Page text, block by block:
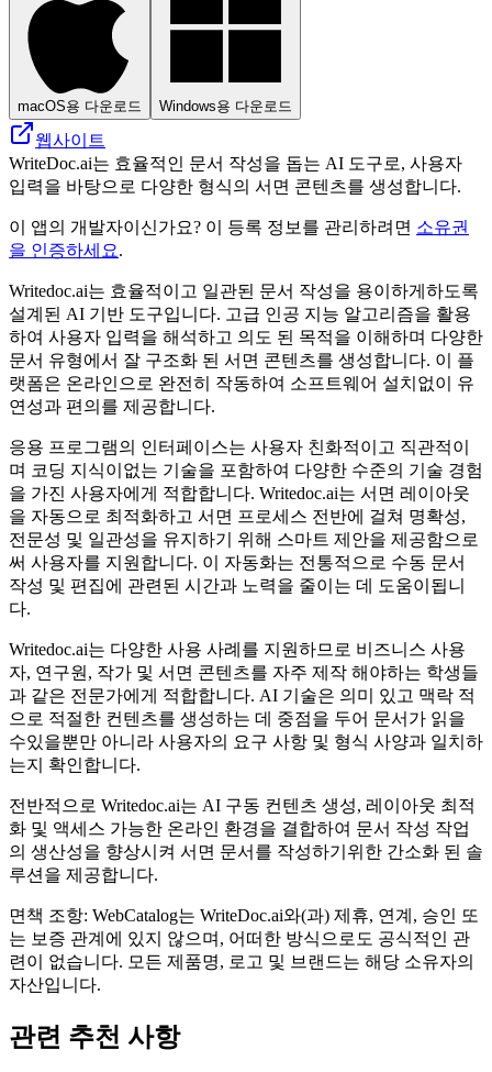
macOS용 다운로드 Windows용 다운로드
웹사이트
WriteDoc.ai는 효율적인 문서 작성을 돕는 AI 도구로, 사용자
입력을 바탕으로 다양한 형식의 서면 콘텐츠를 생성합니다.
이 앱의 개발자이신가요? 이 등록 정보를 관리하려면 소유권
을 인증하세요.
Writedoc.ai는 효율적이고 일관된 문서 작성을 용이하게하도록
설계된 AI 기반 도구입니다. 고급 인공 지능 알고리즘을 활용
하여 사용자 입력을 해석하고 의도 된 목적을 이해하며 다양한
문서 유형에서 잘 구조화 된 서면 콘텐츠를 생성합니다. 이 플
랫폼은 온라인으로 완전히 작동하여 소프트웨어 설치없이 유
연성과 편의를 제공합니다.
응용 프로그램의 인터페이스는 사용자 친화적이고 직관적이
며 코딩 지식이없는 기술을 포함하여 다양한 수준의 기술 경험
을 가진 사용자에게 적합합니다. Writedoc.ai는 서면 레이아웃
을 자동으로 최적화하고 서면 프로세스 전반에 걸쳐 명확성,
전문성 및 일관성을 유지하기 위해 스마트 제안을 제공함으로
써 사용자를 지원합니다. 이 자동화는 전통적으로 수동 문서
작성 및 편집에 관련된 시간과 노력을 줄이는 데 도움이됩니
다.
Writedoc.ai는 다양한 사용 사례를 지원하므로 비즈니스 사용
자, 연구원, 작가 및 서면 콘텐츠를 자주 제작 해야하는 학생들
과 같은 전문가에게 적합합니다. AI 기술은 의미 있고 맥락 적
으로 적절한 컨텐츠를 생성하는 데 중점을 두어 문서가 읽을
수있을뿐만 아니라 사용자의 요구 사항 및 형식 사양과 일치하
는지 확인합니다.
전반적으로 Writedoc.ai는 AI 구동 컨텐츠 생성, 레이아웃 최적
화 및 액세스 가능한 온라인 환경을 결합하여 문서 작성 작업
의 생산성을 향상시켜 서면 문서를 작성하기위한 간소화 된 솔
루션을 제공합니다.
면책 조항: WebCatalog는 WriteDoc.ai와(과) 제휴, 연계, 승인 또
는 보증 관계에 있지 않으며, 어떠한 방식으로도 공식적인 관
련이 없습니다. 모든 제품명, 로고 및 브랜드는 해당 소유자의
자산입니다.
관련 추천 사항